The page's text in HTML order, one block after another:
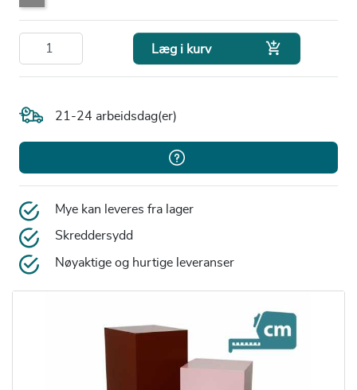
Læg i kurv 
21-24 arbeidsdag(er)
Mye kan leveres fra lager
Skreddersydd
Nøyaktige og hurtige leveranser